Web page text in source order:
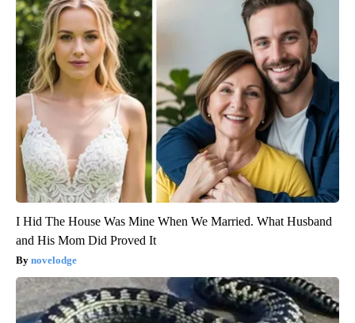
I Hid The House Was Mine When We Married. What Husband
and His Mom Did Proved It
novelodge